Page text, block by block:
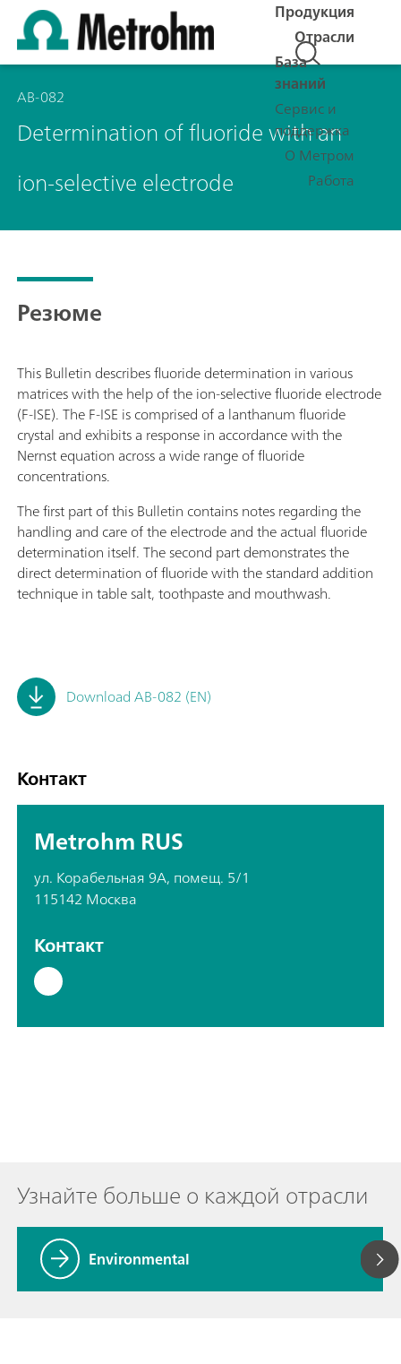
Продукция
Отрасли
База
знаний
Сервис и
поддержка
О Метром
Работа
AB-082
Determination of fluoride with an
ion-selective electrode
Резюме
This Bulletin describes fluoride determination in various
matrices with the help of the ion-selective fluoride electrode
(F-ISE). The F-ISE is comprised of a lanthanum fluoride
crystal and exhibits a response in accordance with the
Nernst equation across a wide range of fluoride
concentrations.
The first part of this Bulletin contains notes regarding the
handling and care of the electrode and the actual fluoride
determination itself. The second part demonstrates the
direct determination of fluoride with the standard addition
technique in table salt, toothpaste and mouthwash.
Download AB-082 (EN)
Контакт
Metrohm RUS
ул. Корабельная 9А, помещ. 5/1
115142 Москва
Контакт
Узнайте больше о каждой отрасли
Environmental